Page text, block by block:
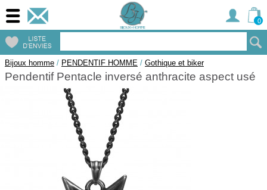
0
Bijoux homme / PENDENTIF HOMME / Gothique et biker
Pendentif Pentacle inversé anthracite aspect usé